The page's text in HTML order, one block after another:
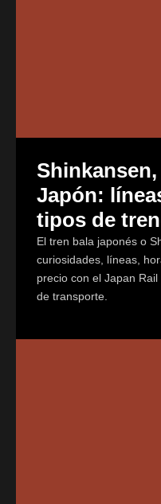
Japón:
tipos de
El tren bala japonés o
curiosidades, líneas,
precio con el Japan
de transporte.